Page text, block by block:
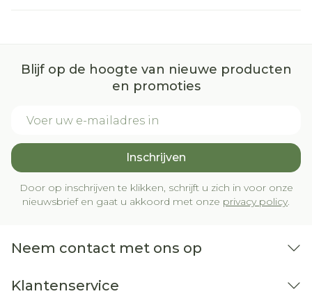
Blijf op de hoogte van nieuwe producten
en promoties
Inschrijven
Door op inschrijven te klikken, schrijft u zich in voor onze
nieuwsbrief en gaat u akkoord met onze privacy policy.
Neem contact met ons op
Klantenservice